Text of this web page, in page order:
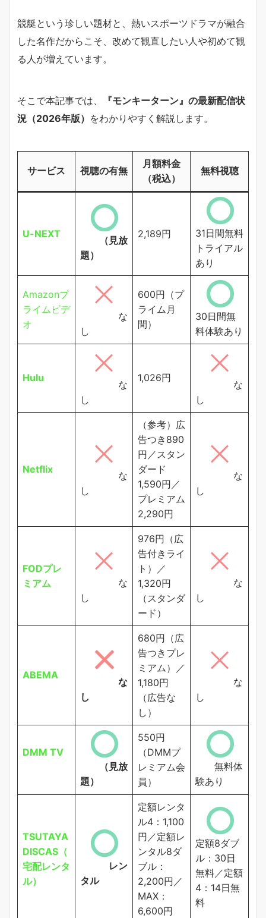
競艇という珍しい題材と、熱いスポーツドラマが融合
した名作だからこそ、改めて観直したい人や初めて観
る人が増えています。
そこで本記事では、
『モンキーターン』の最新配信状
況（2026年版） をわかりやすく解説します。
サービス 視聴の有無
月額料金
（税込）
無料視聴
U-NEXT
（見放
題）
2,189円
31日間無料
トライアル
あり
Amazonプ
ライムビデ
オ
な
し
600円（プ
ライム月
間）
30日間無
料体験あり
Hulu
な
し
1,026円
な
し
Netflix
な
し
（参考）広
告つき890
円／スタン
ダード
1,590円／
プレミアム
2,290円
な
し
FODプレ
ミアム
な
し
976円（広
告付きライ
ト）／
1,320円
（スタンダ
ード）
な
し
ABEMA
な
し
680円（広
告つきプレ
ミアム）／
1,180円
（広告な
し）
な
し
DMM TV
（見放
題）
550円
（DMMプ
レミアム会
員）
無料体
験あり
TSUTAYA
DISCAS（
宅配レンタ
ル）
レン
タル
定額レンタ
ル4：1,100
円／定額レ
ンタル8ダ
ブル：
2,200円／
MAX：
6,600円
定額8ダブ
ル：30日
無料／定額
4：14日無
料